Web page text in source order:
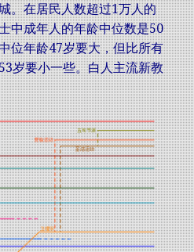
。在居民人数超过1万人的
中成年人的年龄中位数是50
位年龄47岁要大，但比所有
岁要小一些。白人主流新教